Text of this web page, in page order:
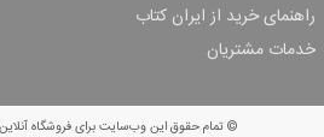
راهنمای خرید از ایران کتاب
ثبت سفارش
شرایط ارسال سفارش
شیوه پرداخت
تخفیف‌های خرید
خدمات مشتریان
© تمام حقوق این وب‌سایت برای فروشگاه